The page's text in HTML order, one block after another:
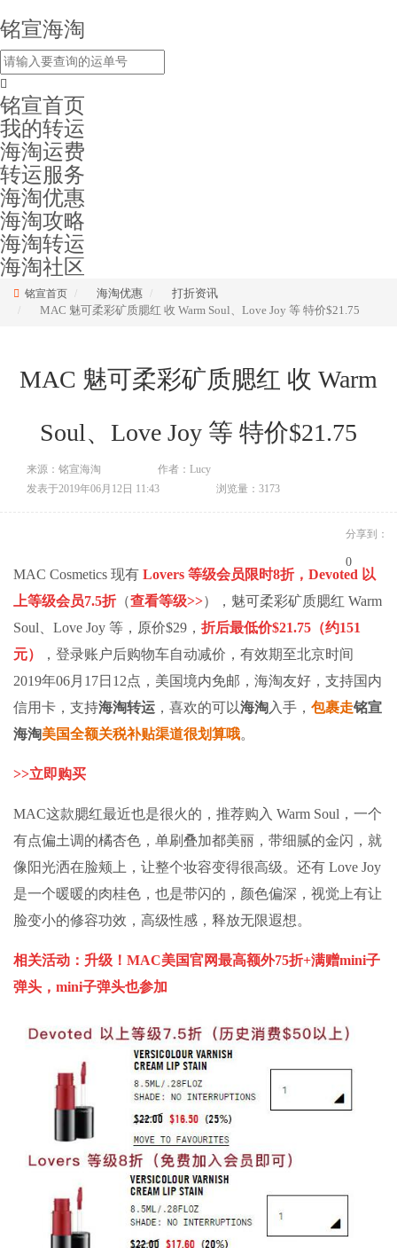
铭宣海淘
铭宣首页
我的转运
海淘运费
转运服务
海淘优惠
海淘攻略
海淘转运
海淘社区
铭宣首页 海淘优惠
打折资讯
MAC 魅可柔彩矿质腮红 收 Warm Soul、Love Joy 等 特价$21.75
MAC 魅可柔彩矿质腮红 收 Warm
Soul、Love Joy 等 特价$21.75
来源：铭宣海淘
作者：Lucy
发表于2019年06月12日 11:43
浏览量：3173
分享到：
0
MAC Cosmetics 现有 Lovers 等级会员限时8折，Devoted 以
上等级会员7.5折 （查看等级>>），魅可柔彩矿质腮红 Warm
Soul、Love Joy 等，原价$29， 折后最低价$21.75（约151
元）
，登录账户后购物车自动减价，有效期至北京时间
2019年06月17日12点，美国境内免邮，海淘友好，支持国内
信用卡，支持海淘转运 ，喜欢的可以海淘入手， 包裹走铭宣
海淘美国全额关税补贴渠道很划算哦。
>>立即购买
MAC这款腮红最近也是很火的，推荐购入 Warm Soul，一个
有点偏土调的橘杏色，单刷叠加都美丽，带细腻的金闪，就
像阳光洒在脸颊上，让整个妆容变得很高级。还有 Love Joy
是一个暖暖的肉桂色，也是带闪的，颜色偏深，视觉上有让
脸变小的修容功效，高级性感，释放无限遐想。
相关活动： 升级！MAC美国官网最高额外75折+满赠mini子
弹头，mini子弹头也参加